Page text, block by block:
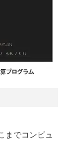
までコンピュ